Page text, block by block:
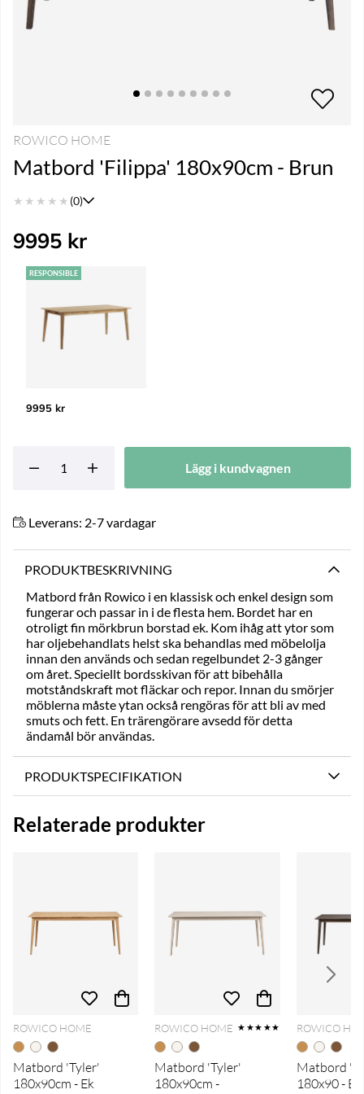
ROWICO HOME
Matbord 'Filippa' 180x90cm - Brun
★ ★ ★ ★ ★ (0)
9995 kr
RESPONSIBLE
9995 kr
Lägg i kundvagnen
Leverans: 2-7 vardagar
PRODUKTBESKRIVNING
Matbord från Rowico i en klassisk och enkel design som
fungerar och passar in i de flesta hem. Bordet har en
otroligt fin mörkbrun borstad ek. Kom ihåg att ytor som
har oljebehandlats helst ska behandlas med möbelolja
innan den används och sedan regelbundet 2-3 gånger
om året. Speciellt bordsskivan för att bibehålla
motståndskraft mot fläckar och repor. Innan du smörjer
möblerna måste ytan också rengöras för att bli av med
smuts och fett. En trärengörare avsedd för detta
ändamål bör användas.
PRODUKTSPECIFIKATION
Relaterade produkter
ROWICO HOME
Matbord 'Tyler'
180x90cm - Ek
ROWICO HOME ★★★★★
Matbord 'Tyler'
180x90cm -
ROWICO
Matbord
180x90 -